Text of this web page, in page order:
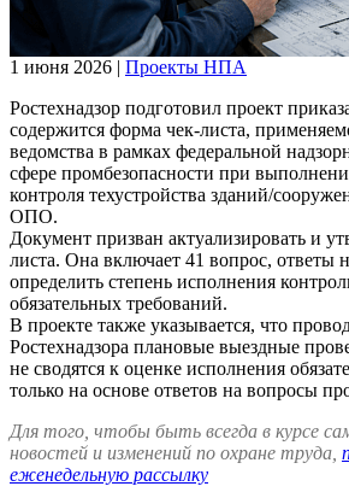
1 июня 2026 | Проекты НПА
Ростехнадзор подготовил проект
содержится форма чек-листа,
ведомства в рамках федеральной
сфере промбезопасности при
контроля техустройства зданий/
ОПО.
Документ призван актуализировать и
листа. Она включает 41 вопрос, ответы
определить степень исполнения
обязательных требований.
В проекте также указывается, что
Ростехнадзора плановые выездные
не сводятся к оценке исполнения
только на основе ответов на вопросы
Для того, чтобы быть всегда в курсе
новостей и изменений по охране труда,
еженедельную рассылку